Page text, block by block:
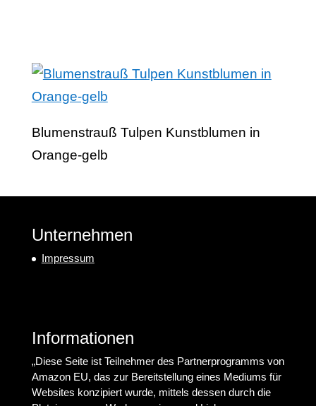
Blumenstrauß Tulpen Kunstblumen in
Orange-gelb
Unternehmen
Impressum
Informationen
„Diese Seite ist Teilnehmer des Partnerprogramms von
Amazon EU, das zur Bereitstellung eines Mediums für
Websites konzipiert wurde, mittels dessen durch die